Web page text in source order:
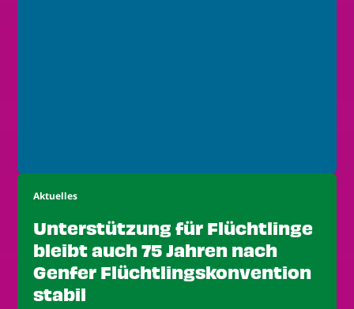
Aktuelles
Unterstützung für Flüchtlinge
bleibt auch 75 Jahren nach
Genfer Flüchtlingskonvention
stabil